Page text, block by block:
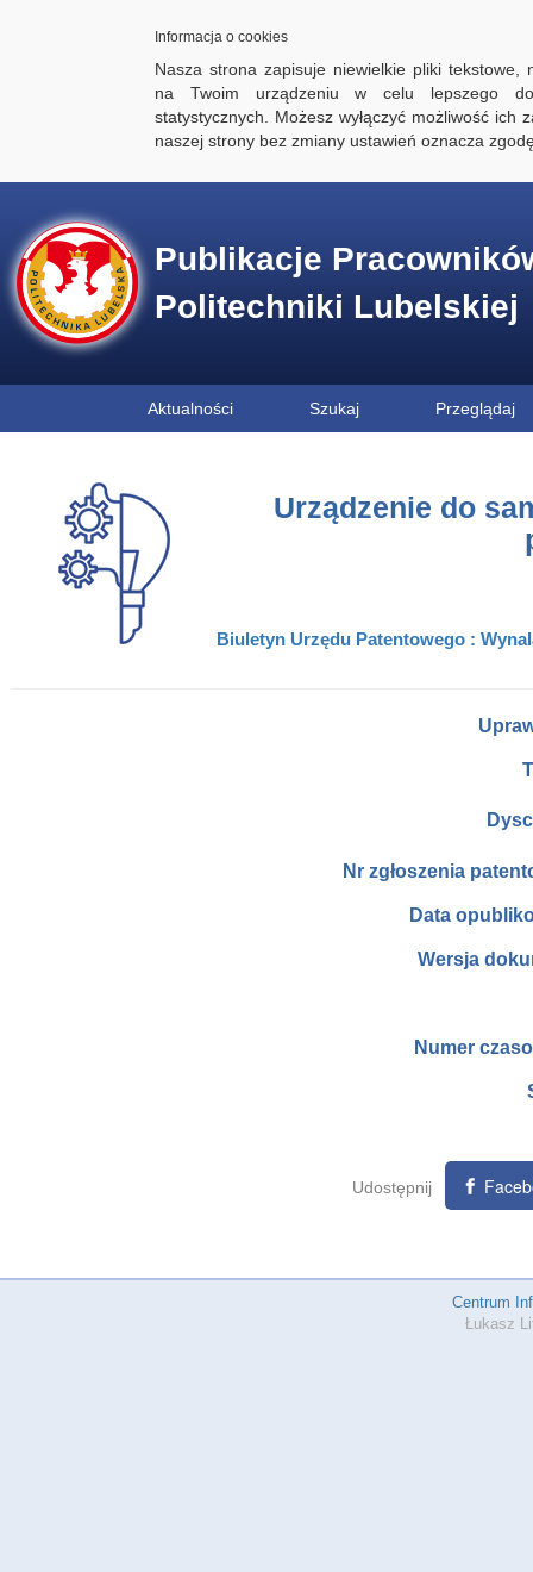
Informacja o cookies
Nasza strona zapisuje niewielkie pliki tekstowe,
na Twoim urządzeniu w celu lepszego
statystycznych. Możesz wyłączyć możliwość ich
naszej strony bez zmiany ustawień oznacza
Publikacje
Politechniki Lubelskiej
Aktualności Szukaj Przeglądaj
Urządzenie do
Biuletyn Urzędu Patentowego :
Nr zgłoszenia
Data
Wersja
Numer
Udostępnij
Centrum
Łukasz